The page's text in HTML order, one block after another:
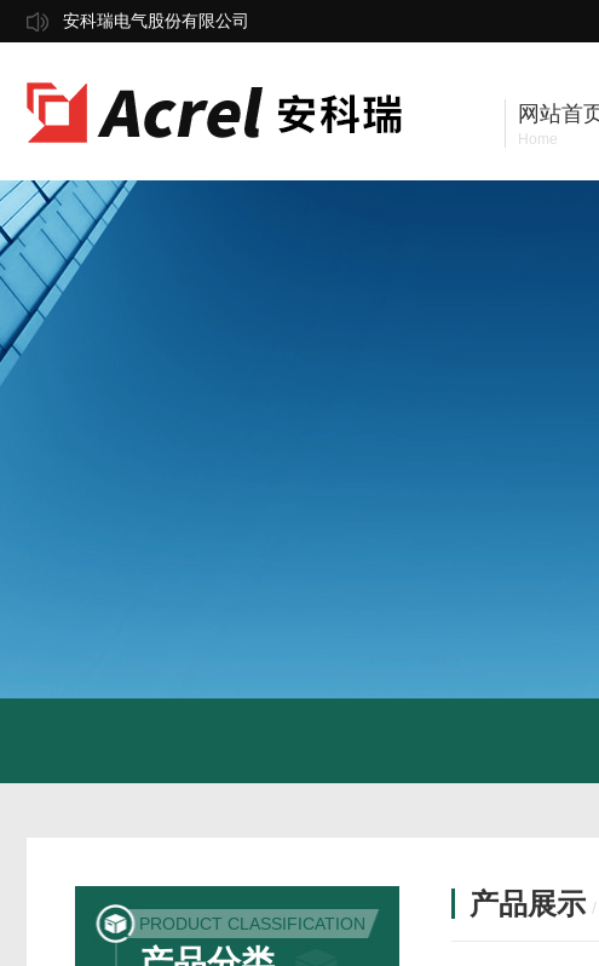
安科瑞电气股份有限公司
网站首
Home
产品展示
PRODUCT CLASSIFICATION